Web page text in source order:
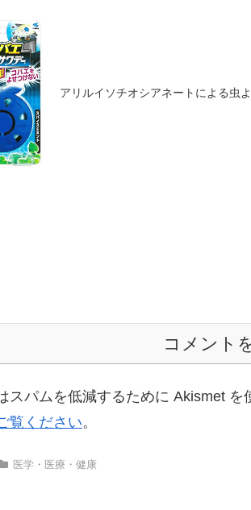
アリルイソチオシアネートによる虫
コメント
スパムを低減するために Akismet を
覧ください。
医学・医療・健康